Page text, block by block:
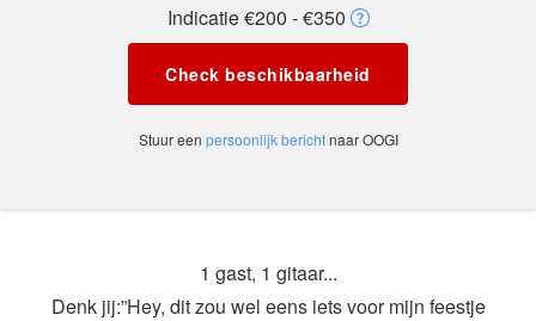
Indicatie €200 - €350
Check beschikbaarheid
Stuur een persoonlijk berichtnaar OOGI
1 gast, 1 gitaar...
Denk jij:”Hey, dit zou wel eens iets voor mijn feestje